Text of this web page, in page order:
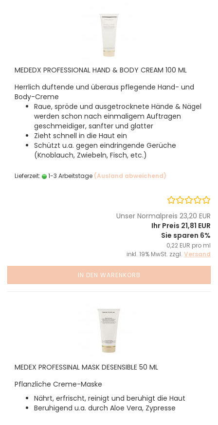
MEDEDX PROFESSIONAL HAND & BODY CREAM 100 ML
Herrlich duftende und überaus pflegende Hand- und
Body-Creme
Raue, spröde und ausgetrocknete Hände & Nägel
werden schon nach einmaligem Auftragen
geschmeidiger, sanfter und glatter
Zieht schnell in die Haut ein
Schützt u.a. gegen eindringende Gerüche
(Knoblauch, Zwiebeln, Fisch, etc.)
Lieferzeit: 1-3 Arbeitstage (Ausland abweichend)
Unser Normalpreis 23,20 EUR
Ihr Preis 21,81 EUR
Sie sparen 6%
0,22 EUR pro ml
inkl. 19% MwSt. zzgl. Versand
IN DEN WARENKORB
MEDEX PROFESSINAL MASK DESENSIBLE 50 ML
Pflanzliche Creme-Maske
Nährt, erfrischt, reinigt und beruhigt die Haut
Beruhigend u.a. durch Aloe Vera, Zypresse